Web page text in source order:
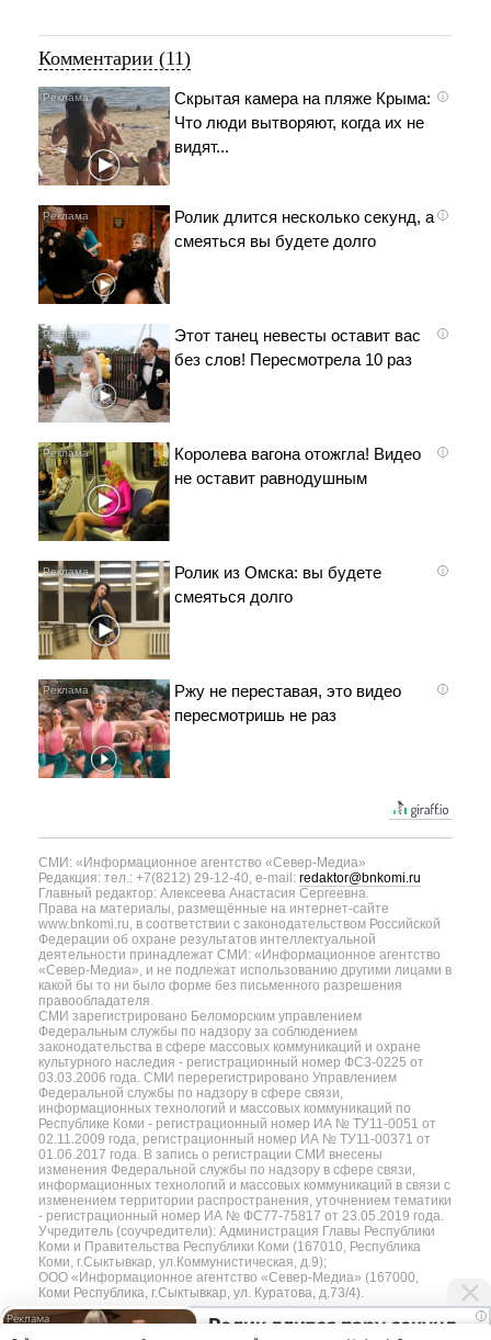
Комментарии (11)
i
Скрытая камера на пляже Крыма:
Что люди вытворяют, когда их не
видят...
i
Ролик длится несколько секунд, а
смеяться вы будете долго
i
Этот танец невесты оставит вас
без слов! Пересмотрела 10 раз
i
Королева вагона отожгла! Видео
не оставит равнодушным
i
Ролик из Омска: вы будете
смеяться долго
i
Ржу не переставая, это видео
пересмотришь не раз
СМИ: «Информационное агентство «Север-Медиа»
Редакция: тел.: +7(8212) 29-12-40, e-mail: redaktor@bnkomi.ru
Главный редактор: Алексеева Анастасия Сергеевна.
Права на материалы, размещённые на интернет-сайте
www.bnkomi.ru, в соответствии с законодательством Российской
Федерации об охране результатов интеллектуальной
деятельности принадлежат СМИ: «Информационное агентство
«Север-Медиа», и не подлежат использованию другими лицами в
какой бы то ни было форме без письменного разрешения
правообладателя.
СМИ зарегистрировано Беломорским управлением
Федеральным службы по надзору за соблюдением
законодательства в сфере массовых коммуникаций и охране
культурного наследия - регистрационный номер ФС3-0225 от
03.03.2006 года. СМИ перерегистрировано Управлением
Федеральной службы по надзору в сфере связи,
информационных технологий и массовых коммуникаций по
Республике Коми - регистрационный номер ИА № ТУ11-0051 от
02.11.2009 года, регистрационный номер ИА № ТУ11-00371 от
01.06.2017 года. В запись о регистрации СМИ внесены
изменения Федеральной службы по надзору в сфере связи,
информационных технологий и массовых коммуникаций в связи с
изменением территории распространения, уточнением тематики
- регистрационный номер ИА № ФС77-75817 от 23.05.2019 года.
Учредитель (соучредители): Администрация Главы Республики
Коми и Правительства Республики Коми (167010, Республика
Коми, г.Сыктывкар, ул.Коммунистическая, д.9);
ООО «Информационное агентство «Север-Медиа» (167000,
Коми Республика, г.Сыктывкар, ул. Куратова, д.73/4).
Разработка сайта — web-студия «Цифровой Век»
i
Ролик длится пару секунд,